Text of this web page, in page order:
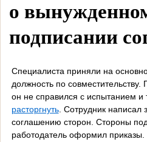
о
подписании
Специалиста приняли на
должность по совместительству.
он не справился с испытанием и
расторгнуть. Сотрудник написал
соглашению сторон. Стороны
работодатель оформил приказы.